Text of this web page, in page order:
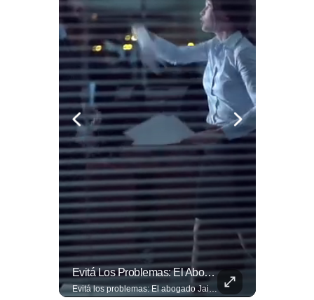
Evitá Los Problemas: El Abogado Jaime Ramírez Recuerda Que Una Mala Decisión Puede Cambiar Tu Vida.